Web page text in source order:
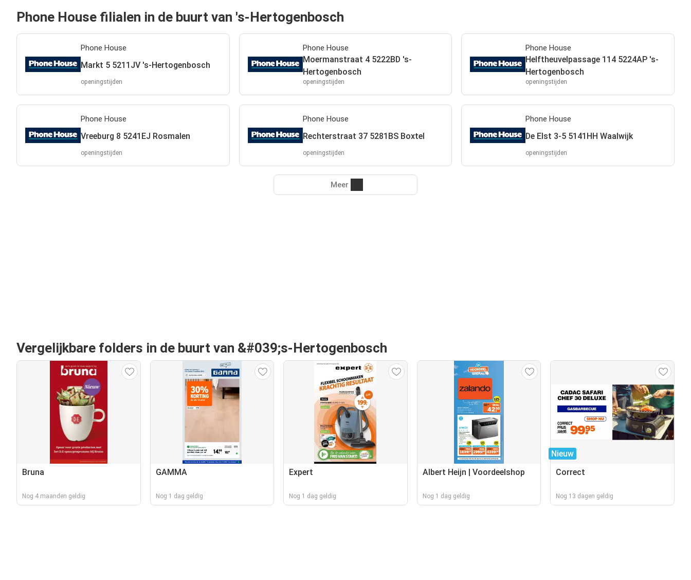
Phone House filialen in de buurt van 's-Hertogenbosch
Phone House
Markt 5 5211JV 's-Hertogenbosch
openingstijden
Phone House
Moermanstraat 4 5222BD 's-
Hertogenbosch
openingstijden
Phone House
Helftheuvelpassage 114 5224AP 's-
Hertogenbosch
openingstijden
Phone House
Vreeburg 8 5241EJ Rosmalen
openingstijden
Phone House
Rechterstraat 37 5281BS Boxtel
openingstijden
Phone House
De Elst 3-5 5141HH Waalwijk
openingstijden
Meer
Vergelijkbare folders in de buurt van &#039;s-Hertogenbosch
Bruna
Nog 4 maanden geldig
GAMMA
Nog 1 dag geldig
Expert
Nog 1 dag geldig
Albert Heijn | Voordeelshop
Nog 1 dag geldig
Nieuw
Correct
Nog 13 dagen geldig